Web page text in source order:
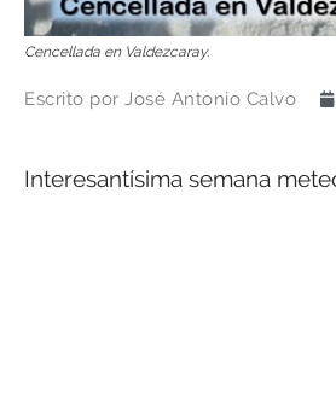
Cencellada en Valdezcaray.
Escrito por José Antonio Calvo
Interesantísima semana